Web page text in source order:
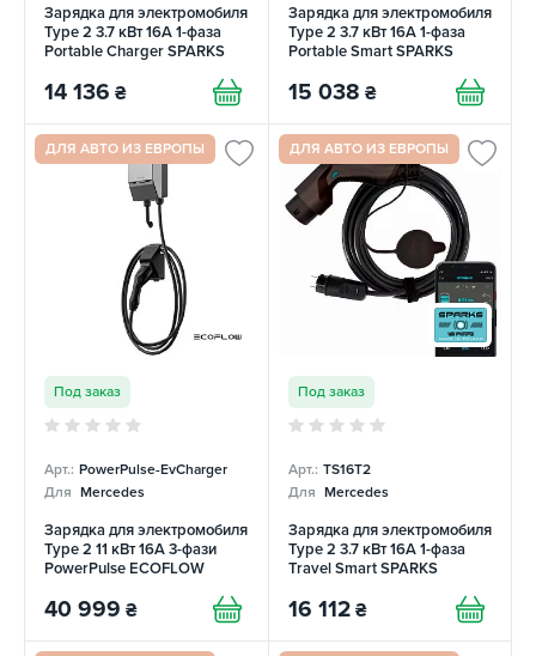
Зарядка для электромобиля
Type 2 3.7 кВт 16А 1-фаза
Portable Charger SPARKS
14 136 ₴
Зарядка для электромобиля
Type 2 3.7 кВт 16А 1-фаза
Portable Smart SPARKS
15 038 ₴
ДЛЯ АВТО ИЗ ЕВРОПЫ
Под заказ
Арт.: PowerPulse-EvCharger
Для Mercedes
Зарядка для электромобиля
Type 2 11 кВт 16A 3-фази
PowerPulse ECOFLOW
40 999 ₴
ДЛЯ АВТО ИЗ ЕВРОПЫ
Под заказ
Арт.: TS16T2
Для Mercedes
Зарядка для электромобиля
Type 2 3.7 кВт 16А 1-фаза
Travel Smart SPARKS
16 112 ₴